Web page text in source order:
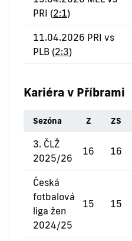
PRI (2:1)
11.04.2026 PRI vs
PLB (2:3)
Kariéra v Příbrami
Sezóna Z ZS
3. ČLŽ
2025/26
16 16
Česká
fotbalová
liga žen
2024/25
15 15